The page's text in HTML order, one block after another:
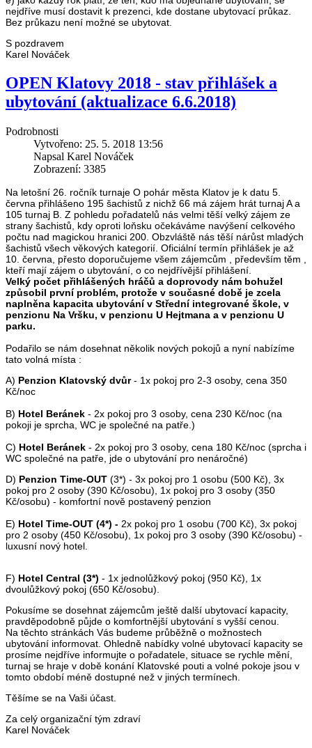
nejdříve musí dostavit k prezenci, kde dostane ubytovací průkaz.
Bez průkazu není možné se ubytovat.
S pozdravem
Karel Nováček
OPEN Klatovy 2018 - stav přihlášek a
ubytování (aktualizace 6.6.2018)
Podrobnosti
Vytvořeno: 25. 5. 2018 13:56
Napsal Karel Nováček
Zobrazení: 3385
Na letošní 26. ročník turnaje O pohár města Klatov je k datu 5.
června přihlášeno 195 šachistů z nichž 66 má zájem hrát turnaj A a
105 turnaj B. Z pohledu pořadatelů nás velmi těší velký zájem ze
strany šachistů, kdy oproti loňsku očekáváme navýšení celkového
počtu nad magickou hranici 200. Obzvláště nás těší nárůst mladých
šachistů všech věkových kategorií. Oficiální termín přihlášek je až
10. června, přesto doporučujeme všem zájemcům , především těm ,
kteří mají zájem o ubytování, o co nejdřívější přihlášení.
Velký počet přihlášených hráčů a doprovody nám bohužel
způsobil první problém, protože v současné době je zcela
naplněna kapacita ubytování v Střední integrované škole, v
penzionu Na Vršku, v penzionu U Hejtmana a v penzionu U
parku.
Podařilo se nám dosehnat několik nových pokojů a nyní nabízíme
tato volná místa :
A) Penzion Klatovský dvůr- 1x pokoj pro 2-3 osoby, cena 350
Kč/noc
B) Hotel Beránek - 2x pokoj pro 3 osoby, cena 230 Kč/noc (na
pokoji je sprcha, WC je společné na patře.)
C) Hotel Beránek - 2x pokoj pro 3 osoby, cena 180 Kč/noc (sprcha i
WC společné na patře, jde o ubytování pro nenáročné)
D) Penzion Time-OUT (3*) - 3x pokoj pro 1 osobu (500 Kč), 3x
pokoj pro 2 osoby (390 Kč/osobu), 1x pokoj pro 3 osoby (350
Kč/osobu) - komfortní nově postavený penzion
E) Hotel Time-OUT (4*) - 2x pokoj pro 1 osobu (700 Kč), 3x pokoj
pro 2 osoby (450 Kč/osobu), 1x pokoj pro 3 osoby (390 Kč/osobu) -
luxusní nový hotel.
F) Hotel Central (3*) - 1x jednolůžkový pokoj (950 Kč), 1x
dvoulůžkový pokoj (650 Kč/osobu).
Pokusíme se dosehnat zájemcům ještě další ubytovací kapacity,
pravděpodobně půjde o komfortnější ubytování s vyšší cenou.
Na těchto stránkách Vás budeme průběžně o možnostech
ubytování informovat. Ohledně nabídky volné ubytovací kapacity se
prosíme nejdříve informujte o pořadatele, situace se rychle mění,
turnaj se hraje v době konání Klatovské pouti a volné pokoje jsou v
tomto období méně dostupné než v jiných termínech.
Těšíme se na Vaši účast.
Za celý organizační tým zdraví
Karel Nováček